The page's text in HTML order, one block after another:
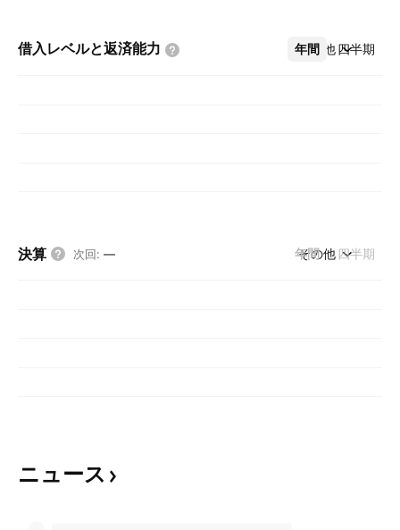
借入レベルと返済能力 年間 四半期
その他
決算 次回: — 年間 四半期
その他
ニュース